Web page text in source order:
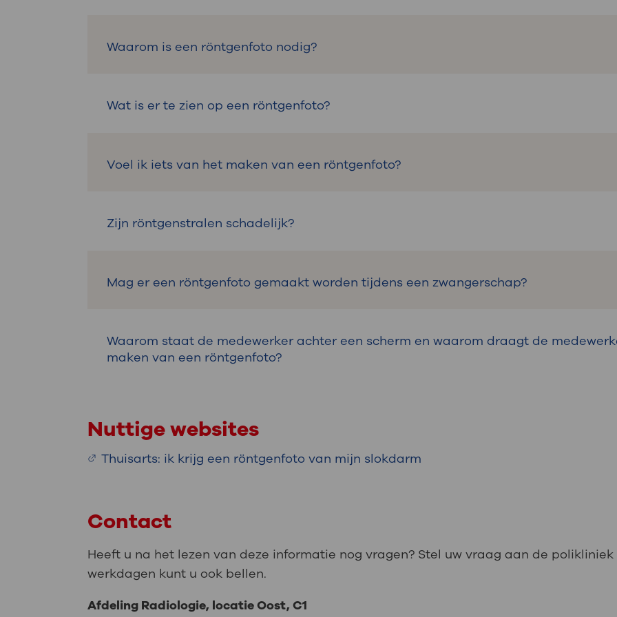
Waarom is een röntgenfoto nodig?
Wat is er te zien op een röntgenfoto?
afwijkingen zijn.
Voel ik iets van het maken van een röntgenfoto?
Zijn röntgenstralen schadelijk?
Mag er een röntgenfoto gemaakt worden tijdens een zwangerschap?
Vertel het aan uw arts als u zwanger of mogelijk zwanger bent.
Waarom staat de medewerker achter een scherm en waarom draagt de
maken van een röntgenfoto?
scherm en het loodschort beschermen de medewerker tegen te veel straling.
De medewerker draagt het schort als deze bij de patiënt blijft tijdens het maken
Nuttige websites
Thuisarts: ik krijg een röntgenfoto van mijn slokdarm
Contact
Heeft u na het lezen van deze informatie nog vragen? Stel uw vraag aan de polikliniek
werkdagen kunt u ook bellen.
Afdeling Radiologie, locatie Oost, C1